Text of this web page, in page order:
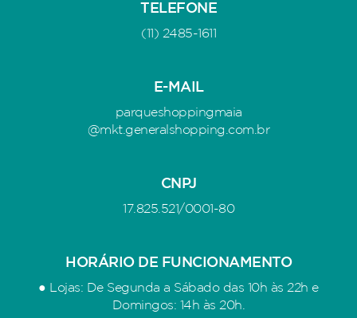
TELEFONE
(11) 2485-1611
E-MAIL
parqueshoppingmaia
@mkt.generalshopping.com.br
CNPJ
17.825.521/0001-80
HORÁRIO DE FUNCIONAMENTO
● Lojas: De Segunda a Sábado das 10h às 22h e
Domingos: 14h às 20h.